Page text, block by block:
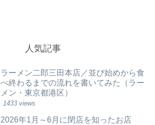
人気記事
ラーメン二郎三田本店／並び始めから食
べ終わるまでの流れを書いてみた（ラー
メン・東京都港区）
1433 views
2026年1月～6月に閉店を知ったお店